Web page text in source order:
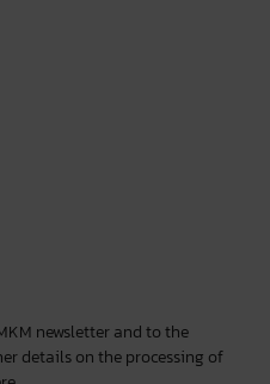
newsletter and to the
details on the processing of